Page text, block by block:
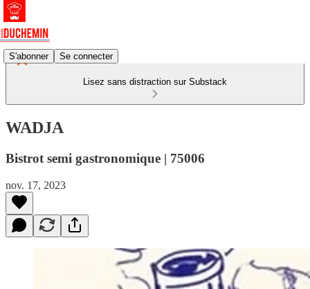
S'abonner Se connecter
Lisez sans distraction sur Substack
WADJA
Bistrot semi gastronomique | 75006
nov. 17, 2023